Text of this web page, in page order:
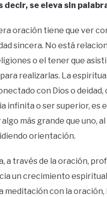
decir, se eleva sin
oración tiene que ver
sincera. No está
o el tener que
realizarlas. La
con Dios o deidad,
infinita o ser superior, es
algo más grande que uno,
orientación.
a través de la oración,
un crecimiento
meditación con la oración,